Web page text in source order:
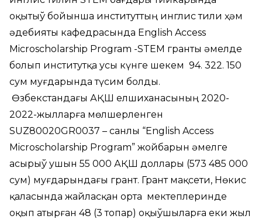
оқытыў бойынша институттың инглис тили ҳәм
әдебияты кафедрасында English Access
Microscholarship Program -STEM гранты әмелде
болып институтқа усы күнге шекем 94. 322. 150
сум муғдарында түсим болды.
Өзбекстандағы АҚШ елшиханасының 2020-
2022-жылларға мөлшерленген
SUZ80020GR0037 – санлы “English Access
Microscholarship Program” жойбарын әмелге
асырыў ушын 55 000 АҚШ доллары (573 485 000
сум) муғдарындағы грант. Грант мақсети, Нөкис
қаласында жайласқан орта мектеплеринде
оқып атырған 48 (3 топар) оқыўшыларға еки жыл